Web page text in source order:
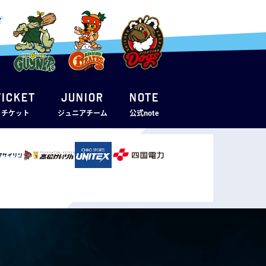
ケット
JUNIOR
ジュニアチーム
note
公式note